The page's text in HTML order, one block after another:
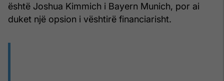
është Joshua Kimmich i Bayern Munich, por ai
duket një opsion i vështirë financiarisht.